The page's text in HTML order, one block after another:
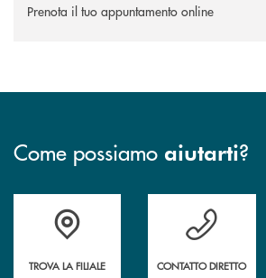
Prenota il tuo appuntamento online
Come possiamo aiutarti?
Trova la filiale più vicina a te.
TROVA LA FILIALE
Hai bisogno di
CONTATTO DIRETTO